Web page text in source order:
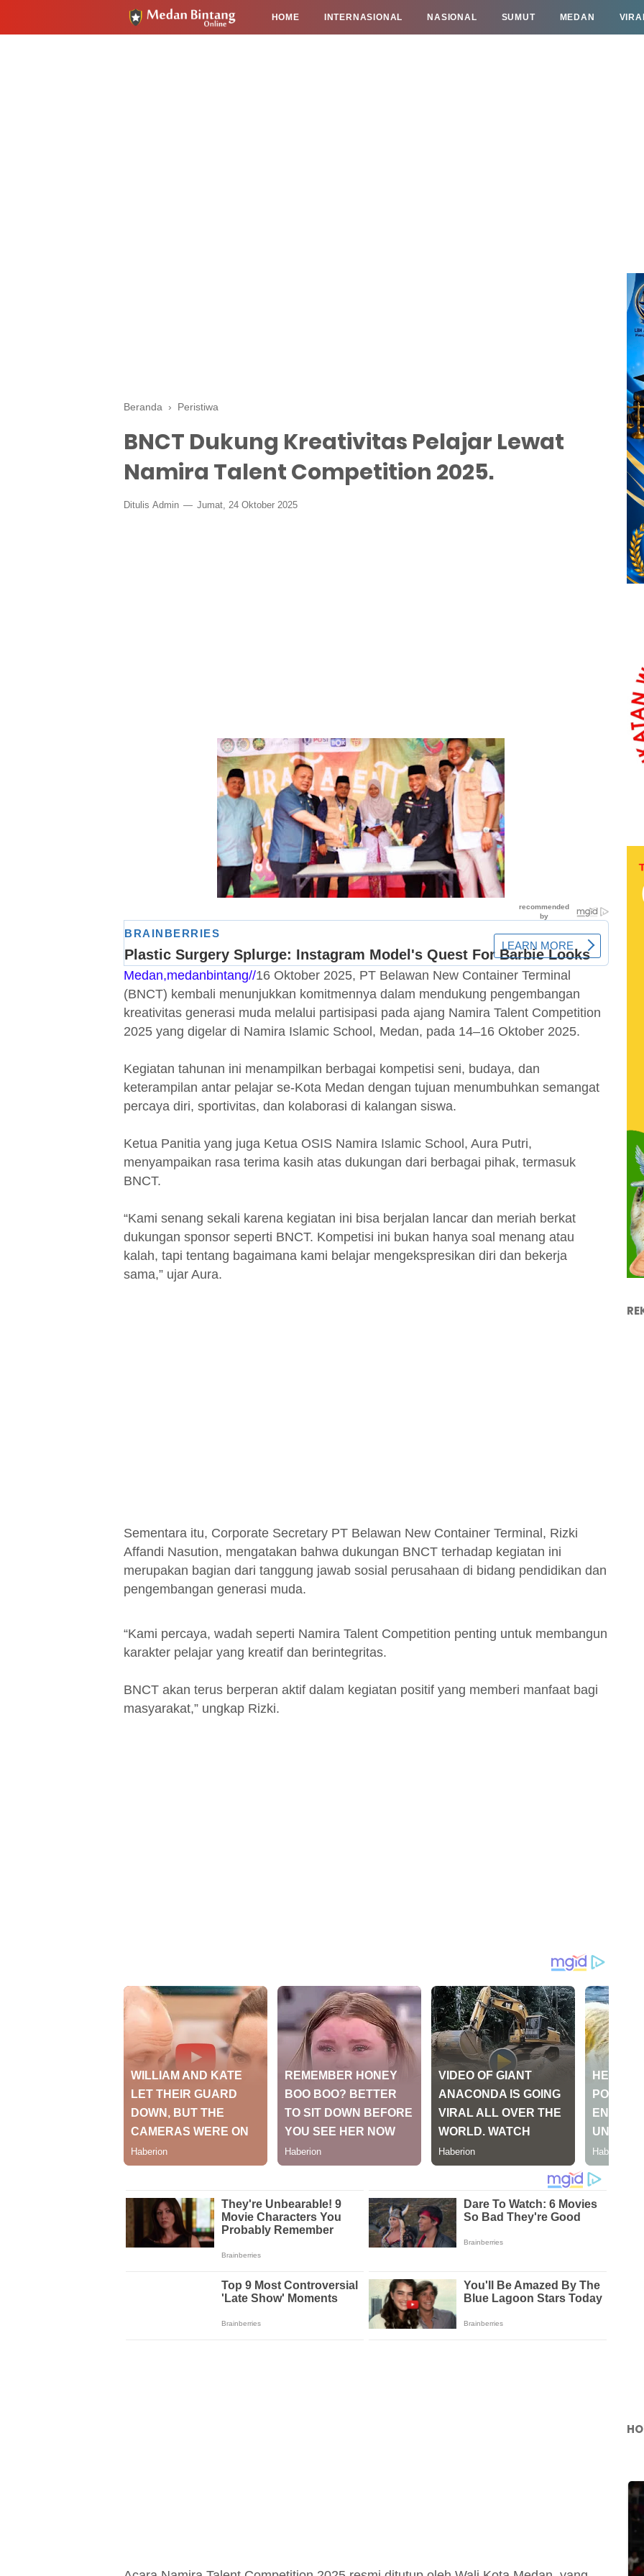
HOME INTERNASIONAL NASIONAL SUMUT MEDAN
Beranda › Peristiwa
BNCT Dukung Kreativitas Pelajar Lewat
Namira Talent Competition 2025.
Ditulis Admin Jumat, 24 Oktober 2025
Medan,medanbintang//16 Oktober 2025, PT Belawan New Container Terminal
(BNCT) kembali menunjukkan komitmennya dalam mendukung pengembangan
kreativitas generasi muda melalui partisipasi pada ajang Namira Talent Competition
2025 yang digelar di Namira Islamic School, Medan, pada 14–16 Oktober 2025.
Kegiatan tahunan ini menampilkan berbagai kompetisi seni, budaya, dan
keterampilan antar pelajar se-Kota Medan dengan tujuan menumbuhkan semangat
percaya diri, sportivitas, dan kolaborasi di kalangan siswa.
Ketua Panitia yang juga Ketua OSIS Namira Islamic School, Aura Putri,
menyampaikan rasa terima kasih atas dukungan dari berbagai pihak, termasuk
BNCT.
“Kami senang sekali karena kegiatan ini bisa berjalan lancar dan meriah berkat
dukungan sponsor seperti BNCT. Kompetisi ini bukan hanya soal menang atau
kalah, tapi tentang bagaimana kami belajar mengekspresikan diri dan bekerja
sama,” ujar Aura.
Sementara itu, Corporate Secretary PT Belawan New Container Terminal, Rizki
Affandi Nasution, mengatakan bahwa dukungan BNCT terhadap kegiatan ini
merupakan bagian dari tanggung jawab sosial perusahaan di bidang pendidikan dan
pengembangan generasi muda.
“Kami percaya, wadah seperti Namira Talent Competition penting untuk membangun
karakter pelajar yang kreatif dan berintegritas.
BNCT akan terus berperan aktif dalam kegiatan positif yang memberi manfaat bagi
masyarakat,” ungkap Rizki.